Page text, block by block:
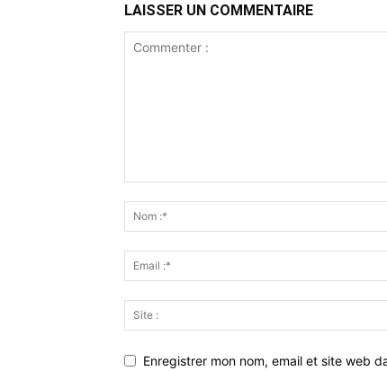
LAISSER UN COMMENTAIRE
Enregistrer mon nom, email et site web